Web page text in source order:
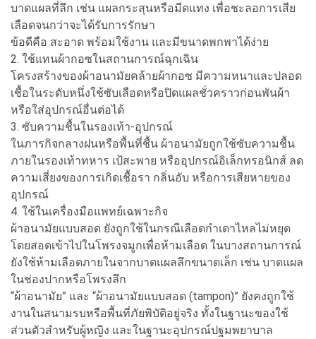
บาดแผลที่ลึก เช่น แผลกระสุนหรือมีดแทง เพื่อชะลอการเสีย
เลือดจนกว่าจะได้รับการรักษา
ข้อดีคือ สะอาด พร้อมใช้งาน และมีขนาดพกพาได้ง่าย
2. ใช้แทนผ้ากอซในสถานการณ์ฉุกเฉิน
โครงสร้างของผ้าอนามัยคล้ายผ้ากอซ มีความหนาและปลอด
เชื้อในระดับหนึ่งใช้ซับเลือดหรือปิดแผลชั่วคราวก่อนพันผ้า
หรือใส่อุปกรณ์อื่นต่อได้
3. ซับความชื้นในรองเท้า-อุปกรณ์
ในภารกิจกลางฝนหรือพื้นที่ชื้น ผ้าอนามัยถูกใช้ซับความชื้น
ภายในรองเท้าทหาร เป้สะพาย หรืออุปกรณ์อิเล็กทรอนิกส์ ลด
ความเสี่ยงของการเกิดเชื้อรา กลิ่นอับ หรือการเสียหายของ
อุปกรณ์
4. ใช้ในเครื่องมือแพทย์เฉพาะกิจ
ผ้าอนามัยแบบสอด ยังถูกใช้ในกรณีเลือดกำเดาไหลไม่หยุด
โดยสอดเข้าไปในโพรงจมูกเพื่อห้ามเลือด ในบางสถานการณ์
ยังใช้ห้ามเลือดภายในจากบาดแผลลึกขนาดเล็ก เช่น บาดแผล
ในช่องปากหรือโพรงลึก
“ผ้าอนามัย” และ “ผ้าอนามัยแบบสอด (tampon)” ยังคงถูกใช้
งานในสนามรบหรือพื้นที่ภัยพิบัติอยู่จริง ทั้งในฐานะของใช้
ส่วนตัวสำหรับผู้หญิง และในฐานะอุปกรณ์ปฐมพยาบาล